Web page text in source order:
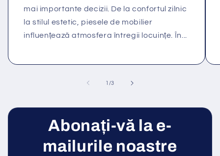
mai importante decizii. De la confortul zilnic
la stilul estetic, piesele de mobilier
influențează atmosfera întregii locuințe. În...
1 /din
3
Abonați-vă la e-
mailurile noastre